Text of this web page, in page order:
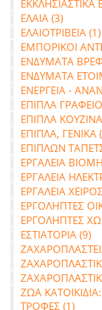
ΕΚΚΛΗΣΙΑΣΤΙΚΑ
ΕΛΑΙΑ (3)
ΕΛΑΙΟΤΡΙΒΕΙΑ (1)
ΕΜΠΟΡΙΚΟΙ
ΕΝΔΥΜΑΤΑ
ΕΝΔΥΜΑΤΑ
ΕΝΕΡΓΕΙΑ -
ΕΠΙΠΛΑ
ΕΠΙΠΛΑ
ΕΠΙΠΛΑ, ΓΕΝΙΚΑ
ΕΠΙΠΛΩΝ
ΕΡΓΑΛΕΙΑ
ΕΡΓΑΛΕΙΑ
ΕΡΓΑΛΕΙΑ
ΕΡΓΟΛΗΠΤΕΣ
ΕΡΓΟΛΗΠΤΕΣ
ΕΣΤΙΑΤΟΡΙΑ (9)
ΖΩΑ
ΤΡΟΦΕΣ (1)